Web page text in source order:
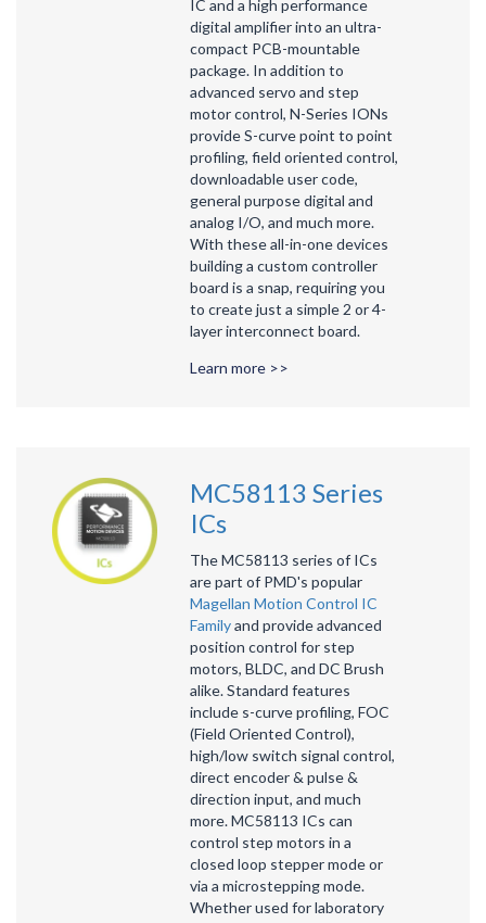
IC and a high performance
digital amplifier into an ultra-
compact PCB-mountable
package. In addition to
advanced servo and step
motor control, N-Series IONs
provide S-curve point to point
profiling, field oriented control,
downloadable user code,
general purpose digital and
analog I/O, and much more.
With these all-in-one devices
building a custom controller
board is a snap, requiring you
to create just a simple 2 or 4-
layer interconnect board.
Learn more >>
MC58113 Series
ICs
TheMC58113 series of ICs
are part of PMD's popular
Magellan Motion Control IC
Familyand provide advanced
position control for step
motors, BLDC, and DC Brush
alike. Standard features
include s-curve profiling, FOC
(Field Oriented Control),
high/low switch signal control,
direct encoder & pulse &
direction input, and much
more. MC58113 ICs can
control step motors in a
closed loop stepper mode or
via a microstepping mode.
Whether used for laboratory